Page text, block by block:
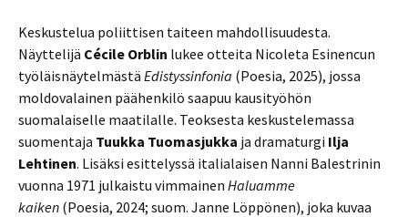
Keskustelua poliittisen taiteen mahdollisuudesta.
Näyttelijä Cécile Orblin lukee otteita Nicoleta Esinencun
työläisnäytelmästä Edistyssinfonia (Poesia, 2025), jossa
moldovalainen päähenkilö saapuu kausityöhön
suomalaiselle maatilalle. Teoksesta keskustelemassa
suomentaja Tuukka Tuomasjukka ja dramaturgi Ilja
Lehtinen. Lisäksi esittelyssä italialaisen Nanni Balestrinin
vuonna 1971 julkaistu vimmainen Haluamme
kaiken (Poesia, 2024; suom. Janne Löppönen), joka kuvaa